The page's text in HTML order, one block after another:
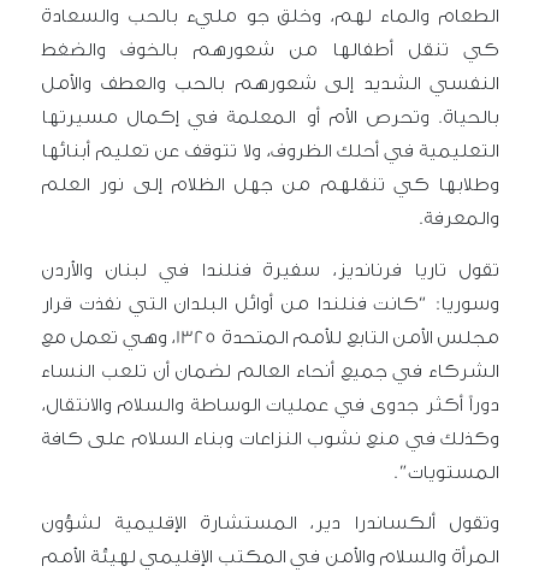
الطعام والماء لهم، وخلق جو مليء بالحب والسعادة
كي تنقل أطفالها من شعورهم بالخوف والضغط
النفسي الشديد إلى شعورهم بالحب والعطف والأمل
بالحياة. وتحرص الأم أو المعلمة في إكمال مسيرتها
التعليمية في أحلك الظروف، ولا تتوقف عن تعليم أبنائها
وطلابها كي تنقلهم من جهل الظلام إلى نور العلم
والمعرفة.
تقول تاريا فرنانديز، سفيرة فنلندا في لبنان والأردن
وسوريا: “كانت فنلندا من أوائل البلدان التي نفذت قرار
مجلس الأمن التابع للأمم المتحدة 1325، وهي تعمل مع
الشركاء في جميع أنحاء العالم لضمان أن تلعب النساء
دوراً أكثر جدوى في عمليات الوساطة والسلام والانتقال،
وكذلك في منع نشوب النزاعات وبناء السلام على كافة
المستويات”.
وتقول ألكساندرا دير، المستشارة الإقليمية لشؤون
المرأة والسلام والأمن في المكتب الإقليمي لهيئة الأمم